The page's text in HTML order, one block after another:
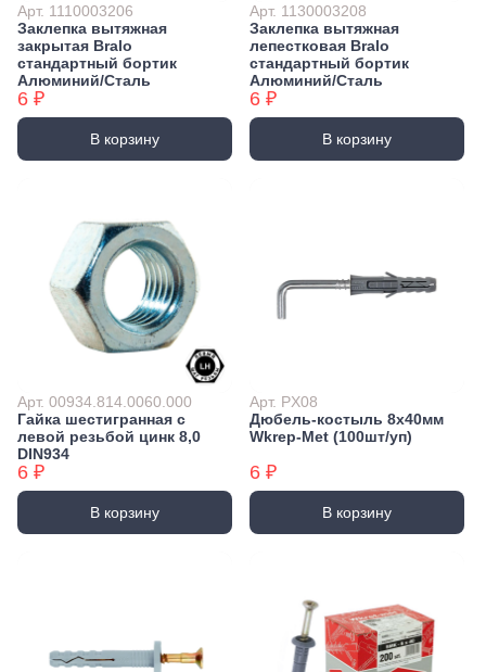
Арт. 1110003206
Заклепка вытяжная
закрытая Bralo
стандартный бортик
Алюминий/Сталь
6 ₽
В корзину
Арт. 1130003208
Заклепка вытяжная
лепестковая Bralo
стандартный бортик
Алюминий/Сталь
6 ₽
В корзину
Арт. 00934.814.0060.000
Гайка шестигранная с
левой резьбой цинк 8,0
DIN934
6 ₽
В корзину
Арт. PX08
Дюбель-костыль 8х40мм
Wkrep-Met (100шт/уп)
6 ₽
В корзину